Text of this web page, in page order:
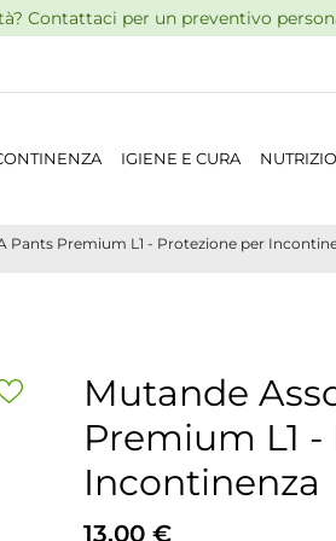
Contattaci per un preventivo
IGIENE E CURA
Pants Premium L1 - Protezione per
Mutande
Premium L1
Incontinenza
13,00 €